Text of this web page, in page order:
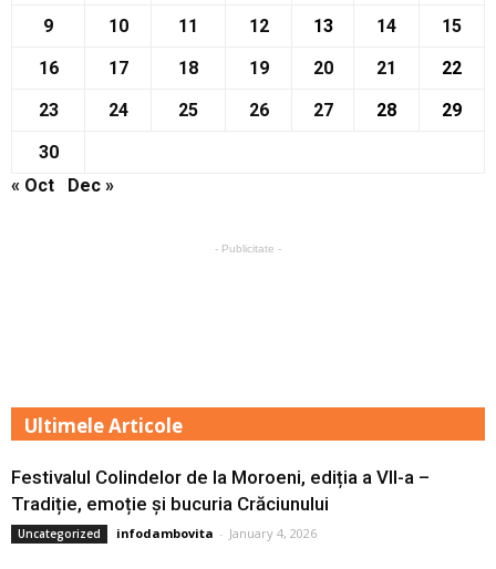
9
10 11 12 13 14
15
16
17 18 19 20 21
22
23
24 25 26 27 28
29
30
« Oct
Dec »
- Publicitate -
Ultimele Articole
Festivalul Colindelor de la Moroeni, ediția a VII-a –
Tradiție, emoție și bucuria Crăciunului
Uncategorized infodambovita - January 4, 2026